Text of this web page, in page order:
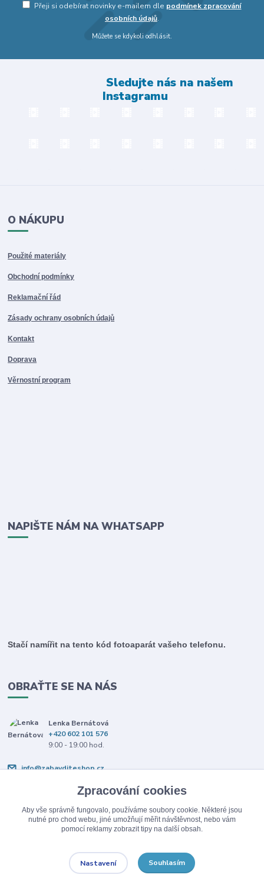
Přeji si odebírat novinky e-mailem dle podmínek zpracování
osobních údajů.
Můžete se kdykoli odhlásit.
Sledujte nás na našem
Instagramu
O NÁKUPU
Použité materiály
Obchodní podmínky
Reklamační řád
Zásady ochrany osobních údajů
Kontakt
Doprava
Věrnostní program
NAPIŠTE NÁM NA WHATSAPP
Stačí namířit na tento kód fotoaparát vašeho telefonu.
OBRAŤTE SE NA NÁS
Lenka Bernátová
+420 602 101 576
9:00 - 19:00 hod.
info@zabavditeshop.cz
Upravit sběr cookies.
Zpracování cookies
Aby vše správně fungovalo, používáme soubory cookie. Některé jsou
nutné pro chod webu, jiné umožňují měřit návštěvnost, nebo vám
pomocí reklamy zobrazit tipy na další obsah.
Nastavení Souhlasím